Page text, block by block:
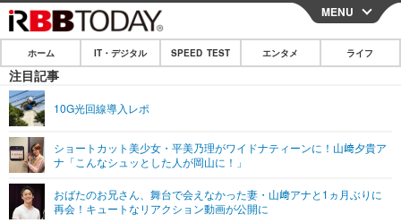
CLOSE
ホーム
IT・デジタル
ネタ
ショッピング その他
SPEED TEST
エンタメ
エンタメTOP 映画・ドラマ
ライフ
MENU
ホーム IT・デジタル SPEED TEST エンタメ ライフ
注目記事
10G光回線導入レポ
ショートカット美少女・平美乃理がワイドナティーンに！山﨑夕貴ア
ナ「こんなシュッとした人が岡山に！」
おばたのお兄さん、舞台で会えなかった妻・山﨑アナと1ヵ月ぶりに
再会！キュートなリアクション動画が公開に